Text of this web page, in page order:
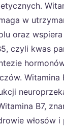
w
oraz
czyli kwas
Witamina
B7,
włosów i